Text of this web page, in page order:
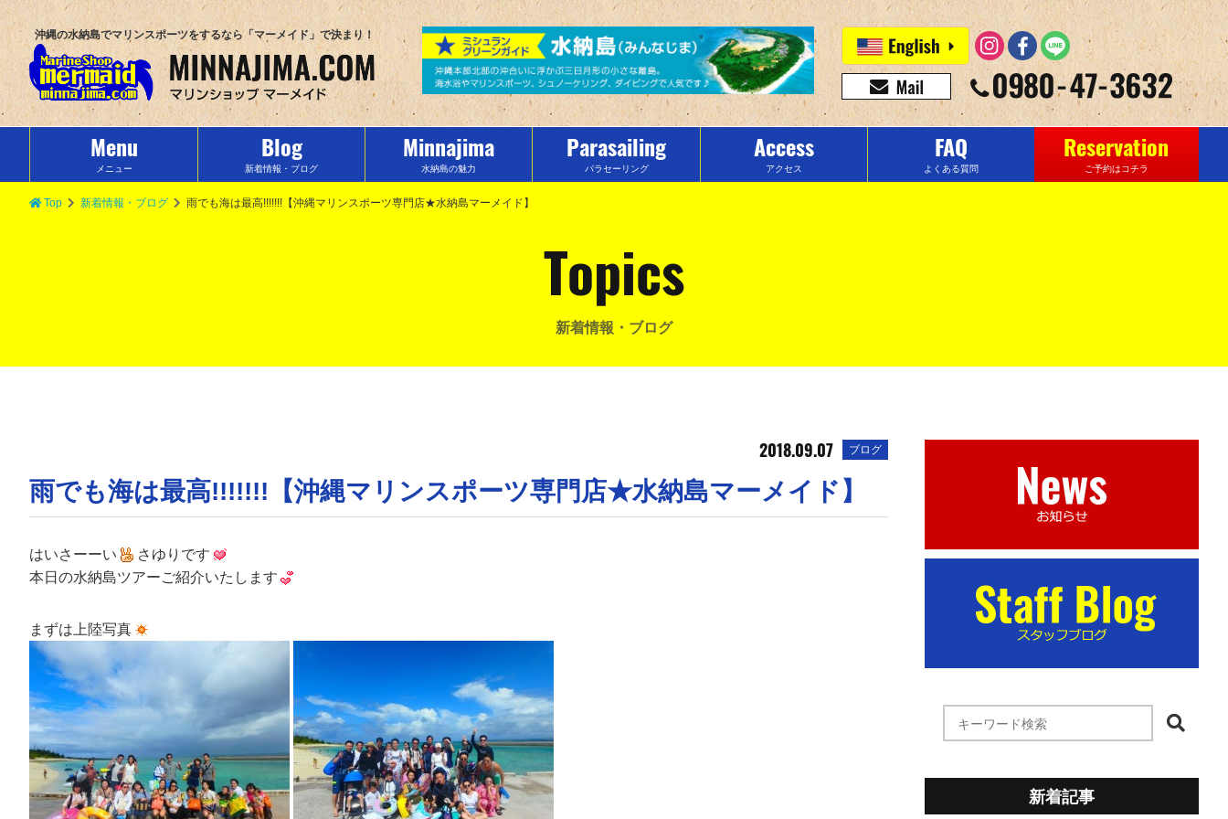
沖縄の水納島でマリンスポーツをするなら「マーメイド」で決まり！
Menu
メニュー
Blog
新着情報・ブログ
Minnajima
水納島の魅力
Parasailing
パラセーリング
Access
アクセス
FAQ
よくある質問
Reservation
ご予約はコチラ
Top 新着情報・ブログ 雨でも海は最高!!!!!!!【沖縄マリンスポーツ専門店★水納島マーメイド】
Topics
新着情報・ブログ
2018.09.07 ブログ
雨でも海は最高!!!!!!!【沖縄マリンスポーツ専門店★水納島マーメイド】
はいさーーい
さゆりです
本日の水納島ツアーご紹介いたします
まずは上陸写真
新着記事